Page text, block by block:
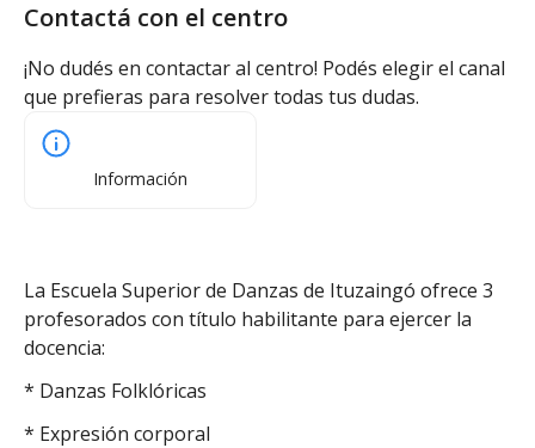
Contactá con el centro
¡No dudés en contactar al centro! Podés elegir el canal
que prefieras para resolver todas tus dudas.
Información
La Escuela Superior de Danzas de Ituzaingó ofrece 3
profesorados con título habilitante para ejercer la
docencia:
* Danzas Folklóricas
* Expresión corporal